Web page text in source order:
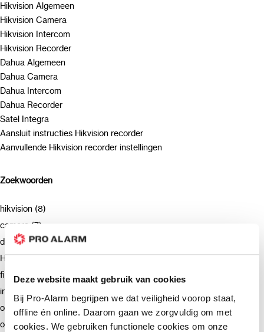
Deze website maakt gebruik van cookies
Bij Pro-Alarm begrijpen we dat veiligheid voorop staat,
offline én online. Daarom gaan we zorgvuldig om met
cookies. We gebruiken functionele cookies om onze
Hikvision Algemeen
Hikvision Camera
Hikvision Intercom
Hikvision Recorder
Dahua Algemeen
Dahua Camera
Dahua Intercom
Dahua Recorder
Satel Integra
Aansluit instructies Hikvision recorder
Aanvullende Hikvision recorder instellingen
Zoekwoorden
hikvision (8)
camera (7)
deurbel (4)
Hikvision (3)
firmware (3)
installatie (2)
ondersteuning (2)
opnemen (2)